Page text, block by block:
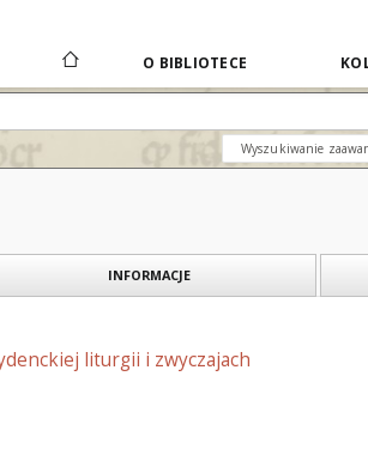
O BIBLIOTECE
Wyszukiwanie
INFORMACJE
liturgii i zwyczajach